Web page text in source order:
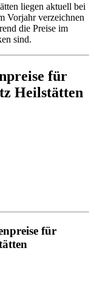
liegen aktuell bei
Vorjahr verzeichnen
die Preise im
sind.
für
Heilstätten
für